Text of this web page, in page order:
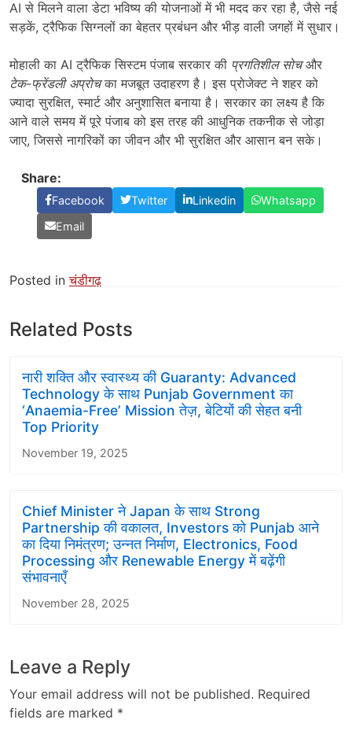
AI से मिलने वाला डेटा भविष्य की योजनाओं में भी मदद कर रहा है, जैसे नई
सड़कें, ट्रैफिक सिग्नलों का बेहतर प्रबंधन और भीड़ वाली जगहों में सुधार।
मोहाली का AI ट्रैफिक सिस्टम पंजाब सरकार की प्रगतिशील सोचऔर
टेक-फ्रेंडली अप्रोचका मजबूत उदाहरण है। इस प्रोजेक्ट ने शहर को
ज्यादा सुरक्षित, स्मार्ट और अनुशासित बनाया है। सरकार का लक्ष्य है कि
आने वाले समय में पूरे पंजाब को इस तरह की आधुनिक तकनीक से जोड़ा
जाए, जिससे नागरिकों का जीवन और भी सुरक्षित और आसान बन सके।
Share:
Facebook Twitter Linkedin
Whatsapp
Email
Posted inचंडीगढ़
Related Posts
नारी शक्ति और स्वास्थ्य की Guaranty: Advanced
Technology के साथ Punjab Government का
‘Anaemia-Free’ Mission तेज़, बेटियों की सेहत बनी
Top Priority
November 19, 2025
Chief Minister ने Japan के साथ Strong
Partnership की वकालत, Investors को Punjab आने
का दिया निमंत्रण; उन्नत निर्माण, Electronics, Food
Processing और Renewable Energy में बढ़ेंगी
संभावनाएँ
November 28, 2025
Leave a Reply
Your email address will not be published. Required
fields are marked *